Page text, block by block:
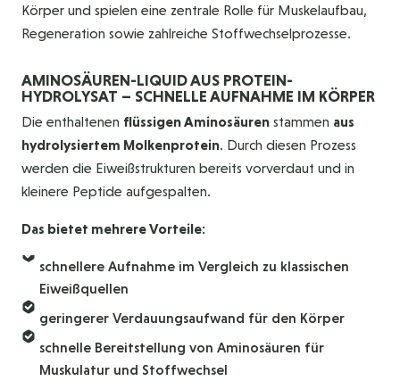
Körper und spielen eine zentrale Rolle für Muskelaufbau,
Regeneration sowie zahlreiche Stoffwechselprozesse.
AMINOSÄUREN-LIQUID AUS PROTEIN-
HYDROLYSAT – SCHNELLE AUFNAHME IM KÖRPER
Die enthaltenen flüssigen Aminosäuren stammen aus
hydrolysiertem Molkenprotein. Durch diesen Prozess
werden die Eiweißstrukturen bereits vorverdaut und in
kleinere Peptide aufgespalten.
Das bietet mehrere Vorteile:
schnellere Aufnahme im Vergleich zu klassischen
Eiweißquellen
geringerer Verdauungsaufwand für den Körper
schnelle Bereitstellung von Aminosäuren für
Muskulatur und Stoffwechsel